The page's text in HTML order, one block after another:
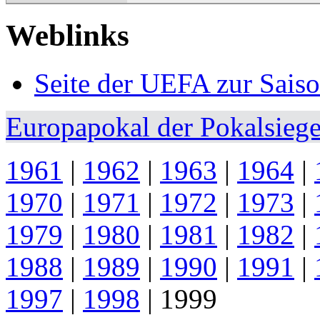
Weblinks
Seite der UEFA zur
Europapokal der
1961 | 1962 | 1963 | 1964 |
1970 | 1971 | 1972 | 1973 |
1979 | 1980 | 1981 | 1982 |
1988 | 1989 | 1990 | 1991 |
1997 | 1998 | 1999